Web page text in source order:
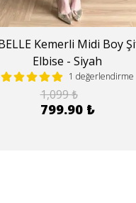
Kemerli Midi Boy
Elbise - Siyah
1 değerlendirme
1,099 ₺
799.90 ₺